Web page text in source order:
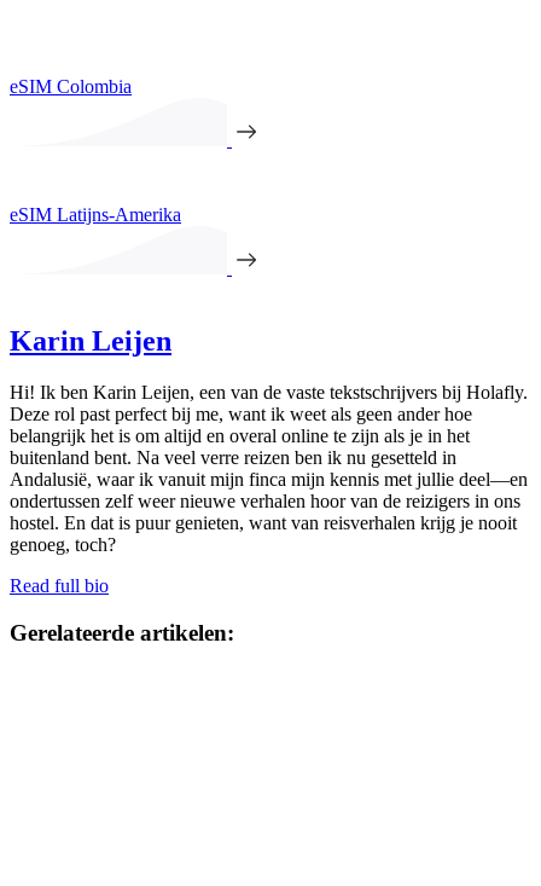
eSIM Colombia
eSIM Latijns-Amerika
Karin Leijen
Hi! Ik ben Karin Leijen, een van de vaste tekstschrijvers bij Holafly.
Deze rol past perfect bij me, want ik weet als geen ander hoe
belangrijk het is om altijd en overal online te zijn als je in het
buitenland bent. Na veel verre reizen ben ik nu gesetteld in
Andalusië, waar ik vanuit mijn finca mijn kennis met jullie deel—en
ondertussen zelf weer nieuwe verhalen hoor van de reizigers in ons
hostel. En dat is puur genieten, want van reisverhalen krijg je nooit
genoeg, toch?
Read full bio
Gerelateerde artikelen: